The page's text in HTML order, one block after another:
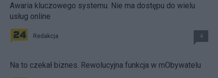
Awaria kluczowego systemu. Nie ma dostępu do wielu
usług online
Redakcja 4
Na to czekał biznes. Rewolucyjna funkcja w mObywatelu